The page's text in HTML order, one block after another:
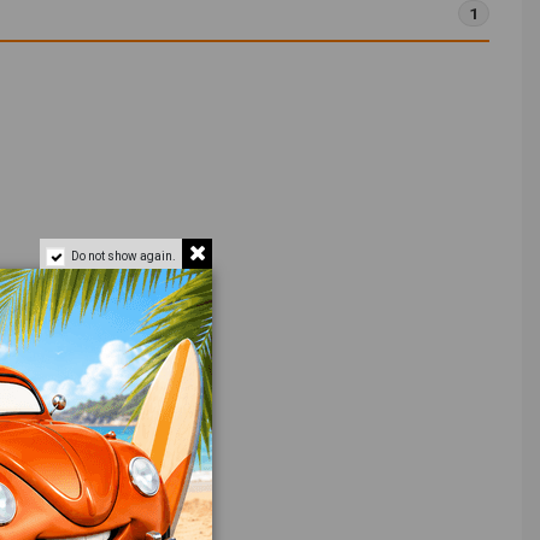
1
Do not show again.